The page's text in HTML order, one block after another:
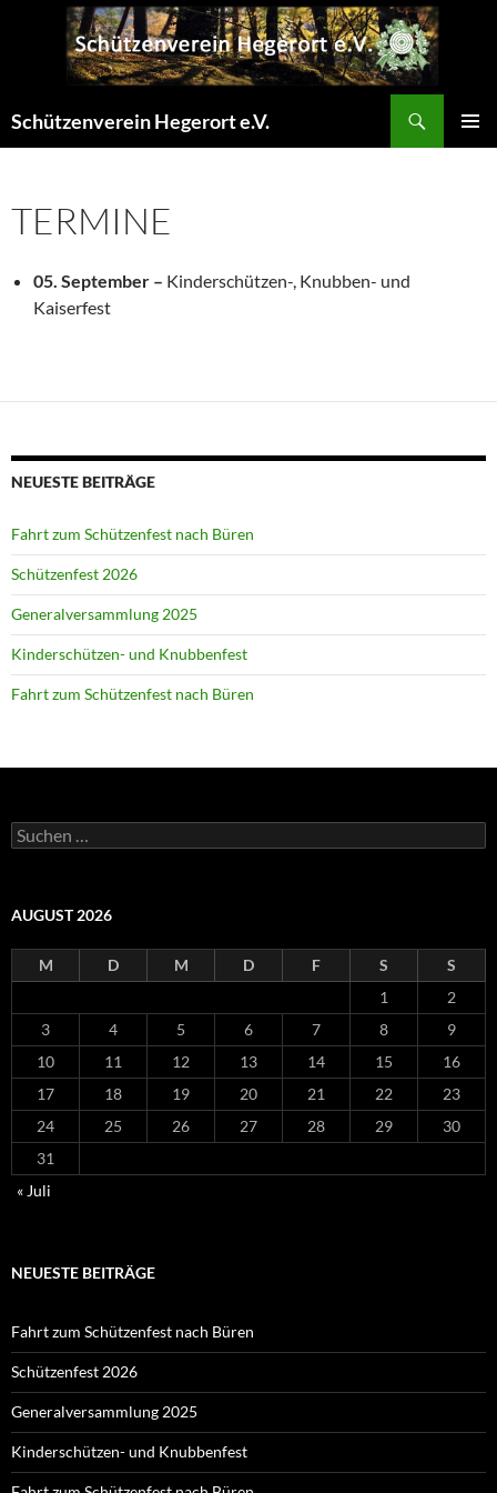
Schützenverein Hegerort e.V.
TERMINE
05. September – Kinderschützen-, Knubben- und
Kaiserfest
NEUESTE BEITRÄGE
Fahrt zum Schützenfest nach Büren
Schützenfest 2026
Generalversammlung 2025
Kinderschützen- und Knubbenfest
Fahrt zum Schützenfest nach Büren
Suchen
nach:
AUGUST 2026
M D M D F S
S
1
2
3
4 5 6 7 8
9
10
11 12 13 14 15
16
17
18 19 20 21 22
23
24
25 26 27 28 29
30
31
« Juli
NEUESTE BEITRÄGE
Fahrt zum Schützenfest nach Büren
Schützenfest 2026
Generalversammlung 2025
Kinderschützen- und Knubbenfest